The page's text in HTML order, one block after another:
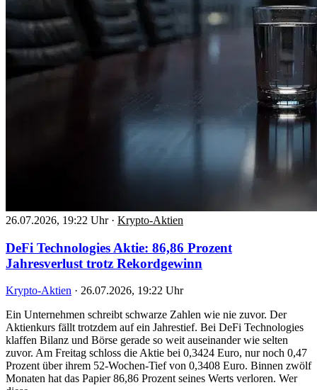
26.07.2026, 19:22 Uhr · Krypto-Aktien
DeFi Technologies Aktie: 86,86 Prozent
Jahresverlust trotz Rekordgewinn
Krypto-Aktien · 26.07.2026, 19:22 Uhr
Ein Unternehmen schreibt schwarze Zahlen wie nie zuvor. Der
Aktienkurs fällt trotzdem auf ein Jahrestief. Bei DeFi Technologies
klaffen Bilanz und Börse gerade so weit auseinander wie selten
zuvor. Am Freitag schloss die Aktie bei 0,3424 Euro, nur noch 0,47
Prozent über ihrem 52-Wochen-Tief von 0,3408 Euro. Binnen zwölf
Monaten hat das Papier 86,86 Prozent seines Werts verloren. Wer